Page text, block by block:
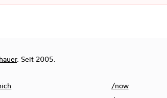
. Seit 2005.
/now